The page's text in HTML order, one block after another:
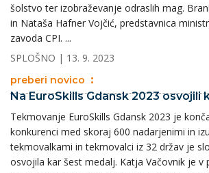
šolstvo ter izobraževanje odraslih mag.
in Nataša Hafner Vojčić, predstavnica
zavoda CPI. ...
SPLOŠNO | 13. 9. 2023
preberi novico
Na EuroSkills Gdansk 2023 osvojili
Tekmovanje EuroSkills Gdansk 2023 je
konkurenci med skoraj 600 nadarjenimi in
tekmovalkami in tekmovalci iz 32 držav je
osvojila kar šest medalj. Katja Vačovnik je v